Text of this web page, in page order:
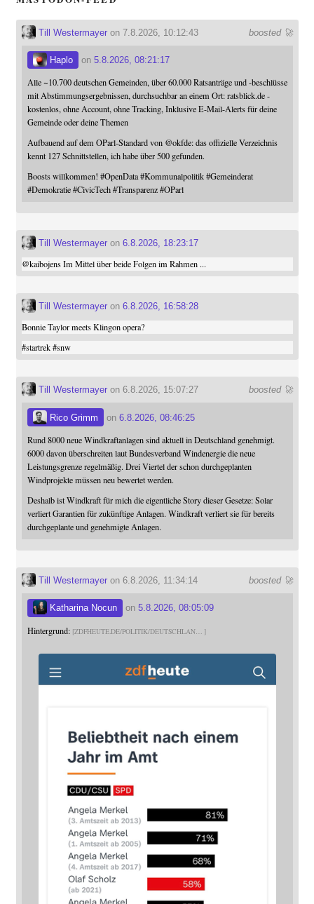
boosted 🚀
Till Westermayeron 7.8.2026, 10:12:43
Haplo on 5.8.2026, 08:21:17
Alle ~10.700 deutschen Gemeinden, über 60.000 Ratsanträge und -beschlüsse
mit Abstimmungsergebnissen, durchsuchbar an einem Ort: ratsblick.de -
kostenlos, ohne Account, ohne Tracking, Inklusive E-Mail-Alerts für deine
Gemeinde oder deine Themen
Aufbauend auf dem OParl-Standard von @okfde: das offizielle Verzeichnis
kennt 127 Schnittstellen, ich habe über 500 gefunden.
Boosts willkommen! #OpenData #Kommunalpolitik #Gemeinderat
#Demokratie #CivicTech #Transparenz #OParl
Till Westermayeron 6.8.2026, 18:23:17
@kaibojensIm Mittel über beide Folgen im Rahmen ...
Till Westermayeron 6.8.2026, 16:58:28
Bonnie Taylor meets Klingon opera?
#startrek #snw
boosted 🚀
Till Westermayeron 6.8.2026, 15:07:27
Rico Grimm on 6.8.2026, 08:46:25
Rund 8000 neue Windkraftanlagen sind aktuell in Deutschland genehmigt.
6000 davon überschreiten laut Bundesverband Windenergie die neue
Leistungsgrenze regelmäßig. Drei Viertel der schon durchgeplanten
Windprojekte müssen neu bewertet werden.
Deshalb ist Windkraft für mich die eigentliche Story dieser Gesetze: Solar
verliert Garantien für zukünftige Anlagen. Windkraft verliert sie für bereits
durchgeplante und genehmigte Anlagen.
boosted 🚀
Till Westermayeron 6.8.2026, 11:34:14
Katharina Nocun on 5.8.2026, 08:05:09
Hintergrund: ZDFHEUTE.DE/POLITIK/DEUTSCHLAN